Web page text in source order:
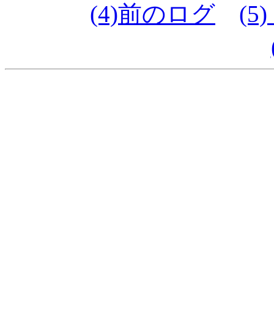
(4)前のログ
(5)